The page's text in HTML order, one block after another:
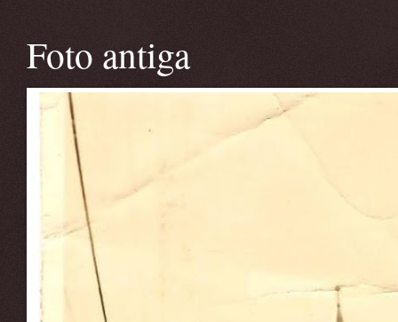
Foto antiga